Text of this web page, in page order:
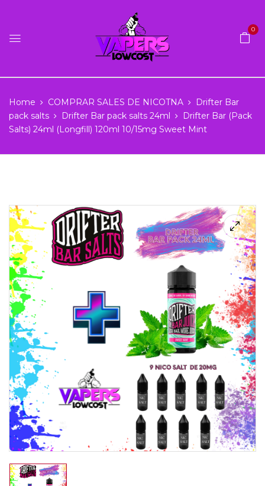
0
Home COMPRAR SALES DE NICOTNA
Drifter Bar
pack salts
Drifter Bar pack salts 24ml
Drifter Bar (Pack
Salts) 24ml (Longfill) 120ml 10/15mg Sweet Mint